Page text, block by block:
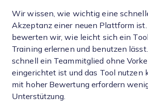
Wir wissen, wie wichtig eine
Akzeptanz einer neuen Plattform
bewerten wir, wie leicht sich ein
Training erlernen und benutzen
schnell ein Teammitglied ohne
eingerichtet ist und das Tool nutzen
mit hoher Bewertung erfordern
Unterstützung.